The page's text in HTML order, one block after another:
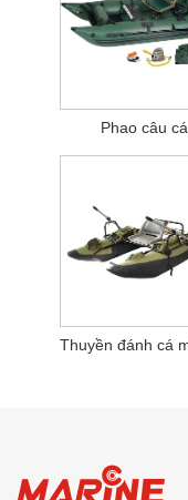
Phao câu cá